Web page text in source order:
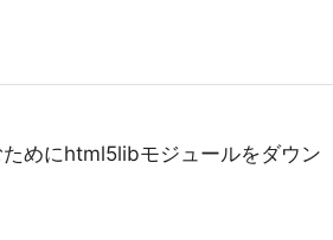
めにhtml5libモジュールをダウン